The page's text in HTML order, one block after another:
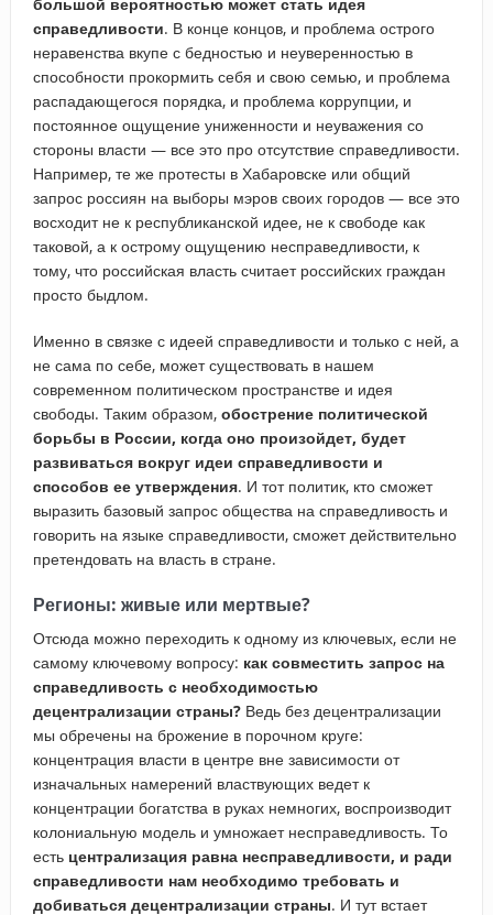
справедливости. В конце концов, и проблема острого
неравенства вкупе с бедностью и неуверенностью в
способности прокормить себя и свою семью, и проблема
распадающегося порядка, и проблема коррупции, и
постоянное ощущение униженности и неуважения со
стороны власти — все это про отсутствие справедливости.
Например, те же протесты в Хабаровске или общий
запрос россиян на выборы мэров своих городов — все это
восходит не к республиканской идее, не к свободе как
таковой, а к острому ощущению несправедливости, к
тому, что российская власть считает российских граждан
просто быдлом.
Именно в связке с идеей справедливости и только с ней, а
не сама по себе, может существовать в нашем
современном политическом пространстве и идея
свободы. Таким образом, обострение политической
борьбы в России, когда оно произойдет, будет
развиваться вокруг идеи справедливости и
способов ее утверждения. И тот политик, кто сможет
выразить базовый запрос общества на справедливость и
говорить на языке справедливости, сможет действительно
претендовать на власть в стране.
Регионы: живые или мертвые?
Отсюда можно переходить к одному из ключевых, если не
самому ключевому вопросу: как совместить запрос на
справедливость с необходимостью
децентрализации страны? Ведь без децентрализации
мы обречены на брожение в порочном круге:
концентрация власти в центре вне зависимости от
изначальных намерений властвующих ведет к
концентрации богатства в руках немногих, воспроизводит
колониальную модель и умножает несправедливость. То
есть централизация равна несправедливости, и ради
справедливости нам необходимо требовать и
добиваться децентрализации страны. И тут встает